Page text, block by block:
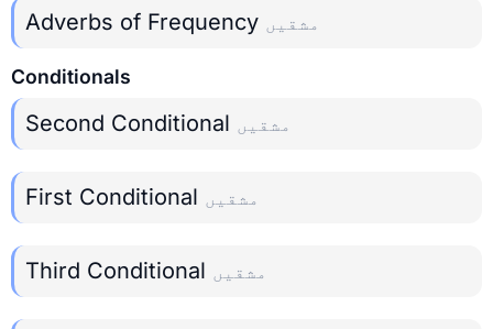
Adverbs of Frequency مشقیں
Conditionals
Second Conditional مشقیں
First Conditional مشقیں
Third Conditional مشقیں